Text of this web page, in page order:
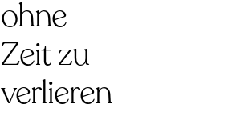
ohne
Zeit zu
verlieren